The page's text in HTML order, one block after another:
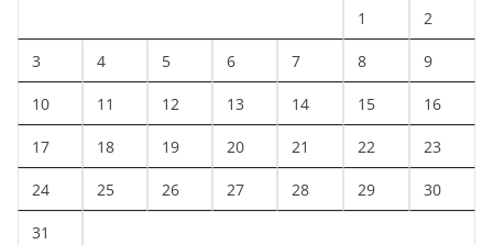
1 2
3 4 5 6 7 8 9
10 11 12 13 14 15 16
17 18 19 20 21 22 23
24 25 26 27 28 29 30
31